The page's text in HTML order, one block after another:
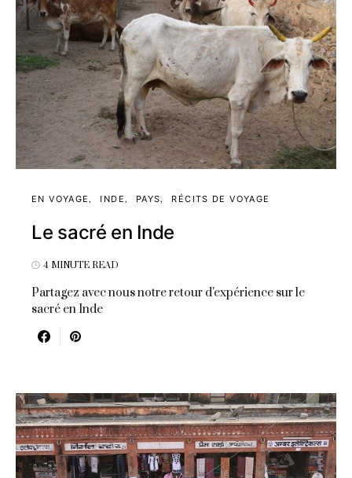
EN VOYAGE INDE PAYS RÉCITS DE VOYAGE
Le sacré en Inde
4 MINUTE READ
Partagez avec nous notre retour d'expérience sur le
sacré en Inde